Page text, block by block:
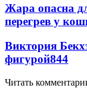
Жара опасна
перегрев у
Виктория
фигурой844
Читать